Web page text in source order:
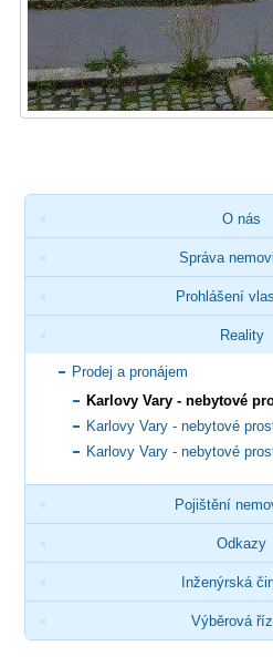
O nás
Správa
Prohlášení
Reality
Prodej a pronájem
Karlovy Vary - nebytové
Karlovy Vary - nebytové
Karlovy Vary - nebytové
Pojištění
Odkazy
Inženýrská
Výběrová